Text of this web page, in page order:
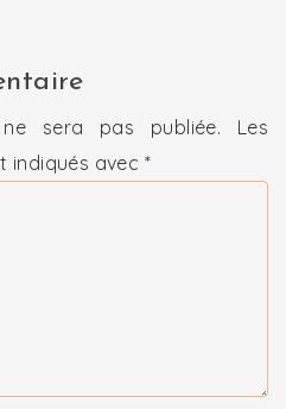
sera pas publiée.
Les
indiqués avec *